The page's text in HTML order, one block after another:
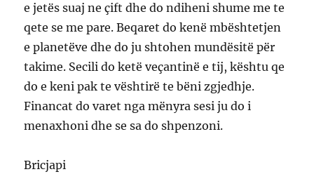
e jetës suaj ne çift dhe do ndiheni shume me te
qete se me pare. Beqaret do kenë mbështetjen
e planetëve dhe do ju shtohen mundësitë për
takime. Secili do ketë veçantinë e tij, kështu qe
do e keni pak te vështirë te bëni zgjedhje.
Financat do varet nga mënyra sesi ju do i
menaxhoni dhe se sa do shpenzoni.
Bricjapi